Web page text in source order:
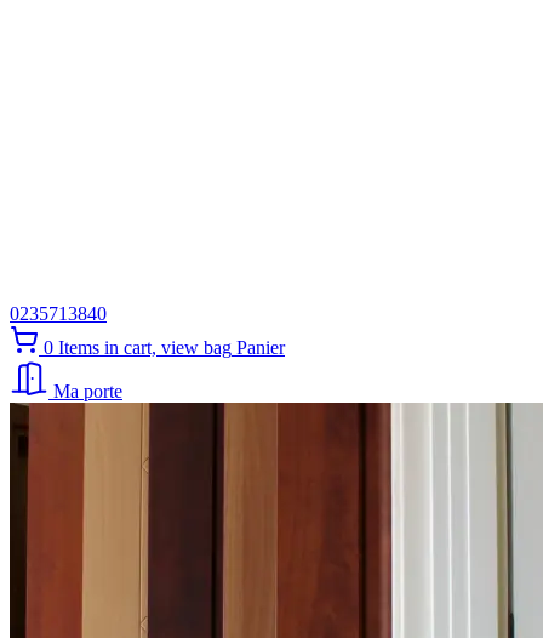
0235713840
0 Items in cart, view bag Panier
Ma porte